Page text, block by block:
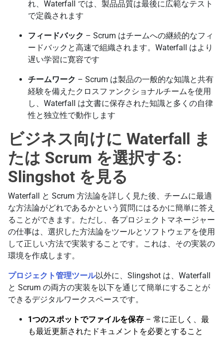
れ、Waterfall では、製品品質は最後に広範なテスト
で定義されます
フィードバック – Scrum はチームへの継続的なフィ
ードバックと高速で組織されます。Waterfall はより
遅い学習に寛容です
チームワーク – Scrum は製品の一般的な知識と共有
経験を備えたクロスファンクショナルチームを使用
し、Waterfall は文書に保存された知識と多くの自律
性と独立性で動作します
ビジネス向けに Waterfall ま
たは Scrum を選択する:
Slingshot を見る
Waterfall と Scrum 方法論を詳しく見た後、チームに最適
な方法論がどれであるかという質問にはるかに簡単に答え
ることができます。ただし、各プロジェクトマネージャー
の仕事は、選択した方法論をツールとソフトウェアを使用
して正しい方法で実装することです。これは、その実装の
環境を作成します。
プロジェクト管理ツール以外に、Slingshot は、Waterfall
と Scrum の両方の実装を以下を通じて簡単にすることが
できるデジタルワークスペースです。
1つのスポットでファイルを保存 – 常に正しく、最
も最近更新されたドキュメントを必要とすること